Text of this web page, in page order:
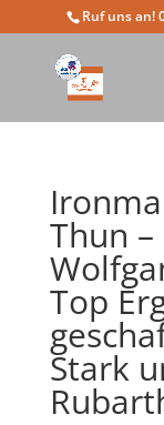
Ruf uns an!
Thun
Top
Stark